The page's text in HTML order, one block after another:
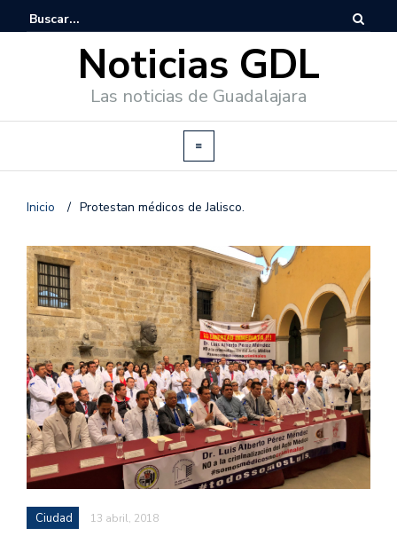
Noticias GDL
Las noticias de Guadalajara
Inicio / Protestan médicos de Jalisco.
Ciudad 13 abril, 2018